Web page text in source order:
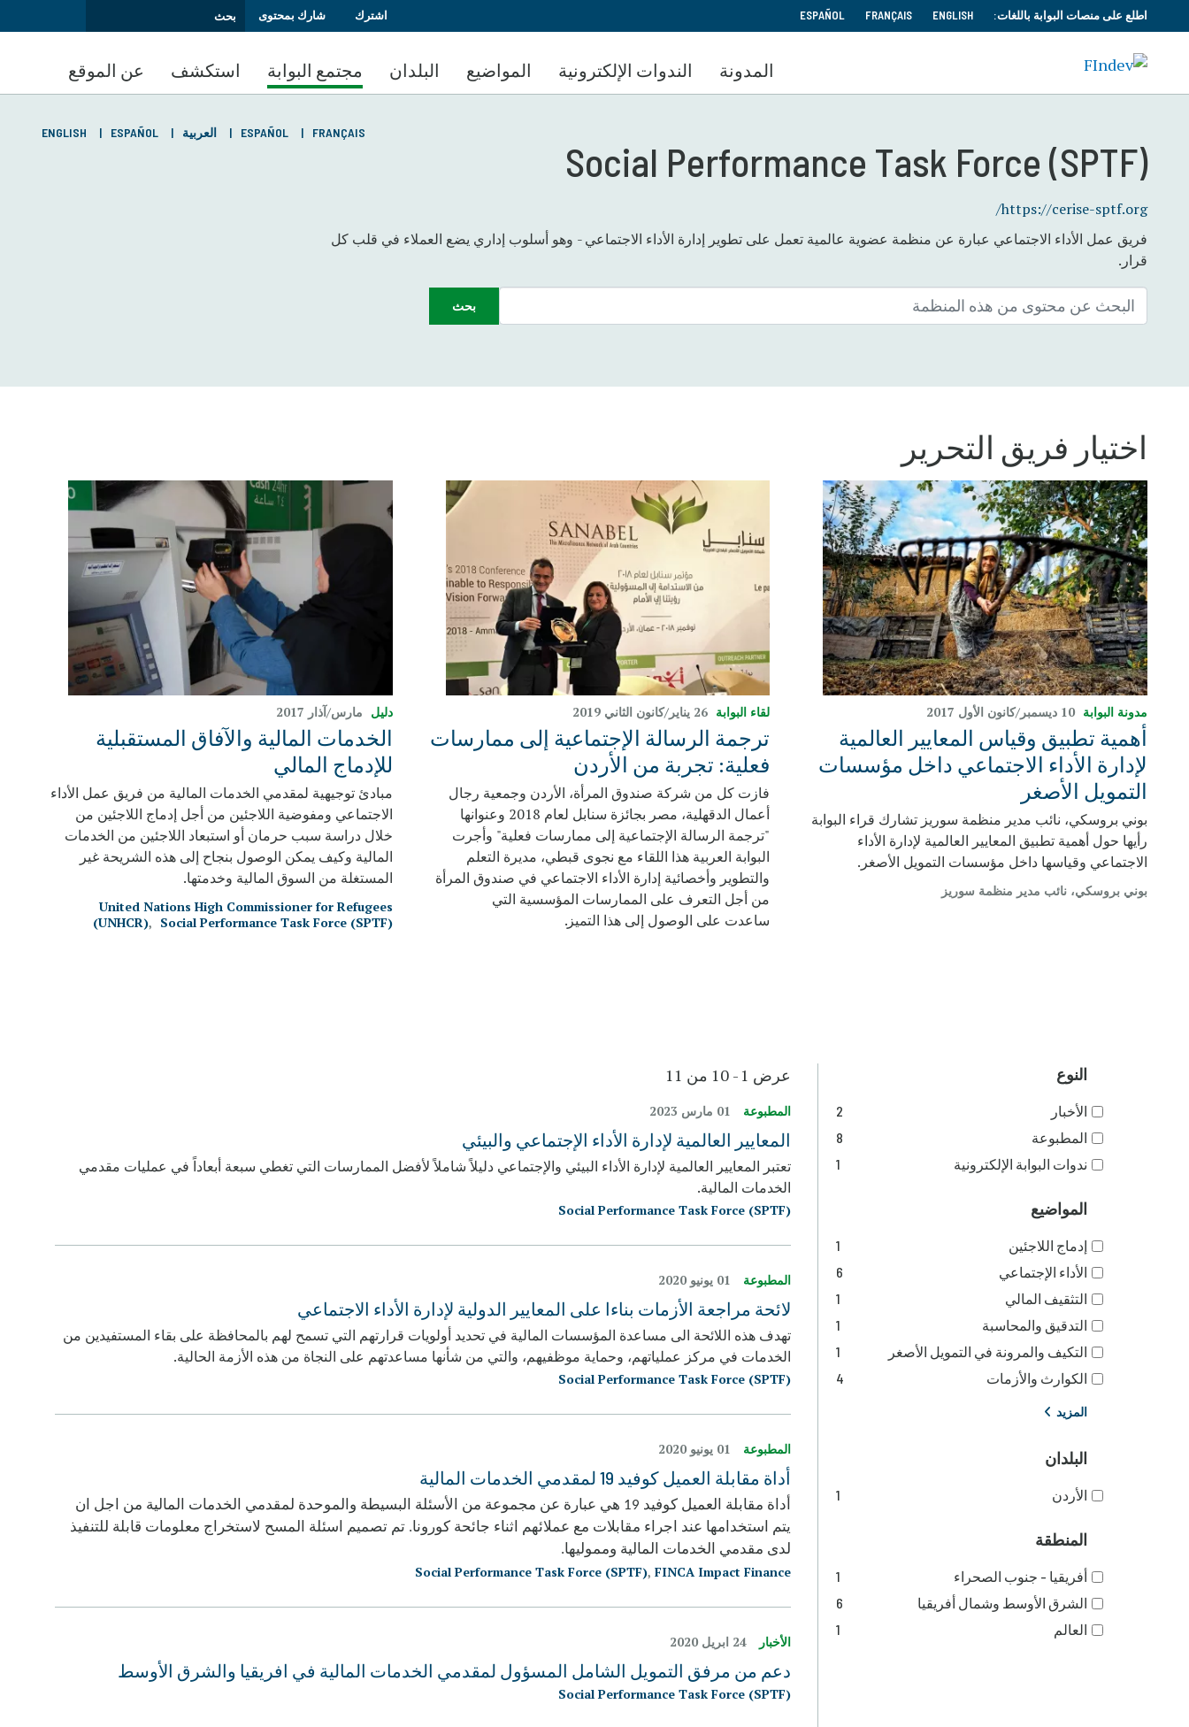
إلى
الرئيسي
اطلع على منصات البوابة باللغات: ENGLISH
FRANÇAIS
ESPAÑOL اشترك شارك بمحتوى
المدونة الندوات الإلكترونية المواضيع البلدان مجتمع البوابة استكشف عن الموقع
Social Performance Task Force (SPTF)
https://cerise-sptf.org/
فريق عمل الأداء الاجتماعي عبارة عن منظمة عضوية عالمية تعمل على تطوير إدارة الأداء الاجتماعي - وهو أسلوب إداري يضع العملاء في قلب كل
قرار.
FRANÇAIS
ESPAÑOL العربية ESPAÑOL
ENGLISH
بحث
اختيار فريق التحرير
مدونة البوابة 10 ديسمبر/كانون الأول 2017
أهمية تطبيق وقياس المعايير العالمية
لإدارة الأداء الاجتماعي داخل مؤسسات
التمويل الأصغر
بوني بروسكي، نائب مدير منظمة سوريز تشارك قراء البوابة
رأيها حول أهمية تطبيق المعايير العالمية لإدارة الأداء
الاجتماعي وقياسها داخل مؤسسات التمويل الأصغر.
بوني بروسكي، نائب مدير منظمة سوريز
لقاء البوابة 26 يناير/كانون الثاني 2019
ترجمة الرسالة الإجتماعية إلى ممارسات
فعلية: تجربة من الأردن
فازت كل من شركة صندوق المرأة، الأردن وجمعية رجال
أعمال الدقهلية، مصر بجائزة سنابل لعام 2018 وعنوانها
"ترجمة الرسالة الإجتماعية إلى ممارسات فعلية" وأجرت
البوابة العربية هذا اللقاء مع نجوى قبطي، مديرة التعلم
والتطوير وأخصائية إدارة الأداء الاجتماعي في صندوق المرأة
من أجل التعرف على الممارسات المؤسسية التي
ساعدت على الوصول إلى هذا التميز.
دليل مارس/آذار 2017
الخدمات المالية والآفاق المستقبلية
للإدماج المالي
مبادئ توجيهية لمقدمي الخدمات المالية من فريق عمل الأداء
الاجتماعي ومفوضية اللاجئين من أجل إدماج اللاجئين من
خلال دراسة سبب حرمان أو استبعاد اللاجئين من الخدمات
المالية وكيف يمكن الوصول بنجاح إلى هذه الشريحة غير
المستغلة من السوق المالية وخدمتها.
United Nations High Commissioner for Refugees
(UNHCR)
Social Performance Task Force (SPTF)
عرض 1 - 10 من 11
المطبوعة 01 مارس 2023
المعايير العالمية لإدارة الأداء الإجتماعي والبيئي
تعتبر المعايير العالمية لإدارة الأداء البيئي والإجتماعي دليلاً شاملاً لأفضل الممارسات التي تغطي سبعة أبعاداً في عمليات مقدمي
الخدمات المالية.
Social Performance Task Force (SPTF)
المطبوعة 01 يونيو 2020
لائحة مراجعة الأزمات بناءا على المعايير الدولية لإدارة الأداء الاجتماعي
تهدف هذه اللائحة الى مساعدة المؤسسات المالية في تحديد أولويات قرارتهم التي تسمح لهم بالمحافظة على بقاء المستفيدين من
الخدمات في مركز عملياتهم، وحماية موظفيهم، والتي من شأنها مساعدتهم على النجاة من هذه الأزمة الحالية.
Social Performance Task Force (SPTF)
المطبوعة 01 يونيو 2020
أداة مقابلة العميل كوفيد 19 لمقدمي الخدمات المالية
أداة مقابلة العميل كوفيد 19 هي عبارة عن مجموعة من الأسئلة البسيطة والموحدة لمقدمي الخدمات المالية من اجل ان
يتم استخدامها عند اجراء مقابلات مع عملائهم اثناء جائحة كورونا. تم تصميم اسئلة المسح لاستخراج معلومات قابلة للتنفيذ
لدى مقدمي الخدمات المالية ومموليها.
Social Performance Task Force (SPTF), FINCA Impact Finance
الأخبار 24 ابريل 2020
دعم من مرفق التمويل الشامل المسؤول لمقدمي الخدمات المالية في افريقيا والشرق الأوسط
Social Performance Task Force (SPTF)
النوع
الأخبار
2
المطبوعة
8
ندوات البوابة الإلكترونية
1
المواضيع
إدماج اللاجئين
1
الأداء الإجتماعي
6
التثقيف المالي
1
التدقيق والمحاسبة
1
التكيف والمرونة في التمويل الأصغر
1
الكوارث والأزمات
4
المزيد
البلدان
الأردن 1
المنطقة
أفريقيا - جنوب الصحراء
1
الشرق الأوسط وشمال أفريقيا
6
العالم
1